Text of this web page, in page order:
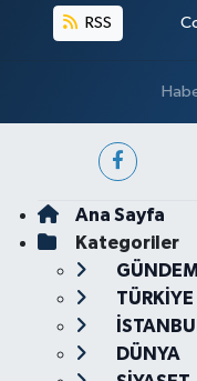
RSS
Ana Sayfa
Kategoriler
TÜRKİYE
DÜNYA